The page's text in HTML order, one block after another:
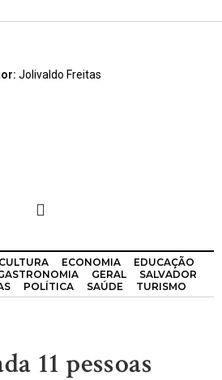
Jolivaldo Freitas
CULTURA ECONOMIA
EDUCAÇÃO
GERAL
SALVADOR
POLÍTICA SAÚDE TURISMO
11 pessoas